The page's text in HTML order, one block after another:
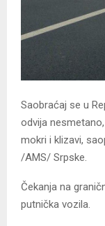
Saobraćaj se u
odvija
mokri i klizavi,
/AMS/ Srpske.
Čekanja na
putnička vozila.